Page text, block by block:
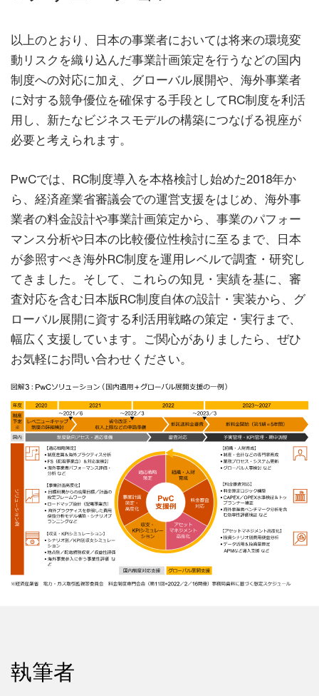
以上のとおり、日本の事業者においては将来の環境変
動リスクを織り込んだ事業計画策定を行うなどの国内
制度への対応に加え、グローバル展開や、海外事業者
に対する競争優位を確保する手段としてRC制度を利活
用し、新たなビジネスモデルの構築につなげる視座が
必要と考えられます。
PwCでは、RC制度導入を本格検討し始めた2018年か
ら、経済産業省審議会での運営支援をはじめ、海外事
業者の料金設計や事業計画策定から、事業のパフォー
マンス分析や日本の比較優位性検討に至るまで、日本
が参照すべき海外RC制度を運用レベルで調査・研究し
てきました。そして、これらの知見・実績を基に、審
査対応を含む日本版RC制度自体の設計・実装から、グ
ローバル展開に資する利活用戦略の策定・実行まで、
幅広く支援しています。ご関心がありましたら、ぜひ
お気軽にお問い合わせください。
執筆者